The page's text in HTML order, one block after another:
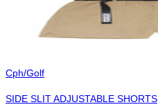
Cph/Golf
SIDE SLIT ADJUSTABLE SHORTS